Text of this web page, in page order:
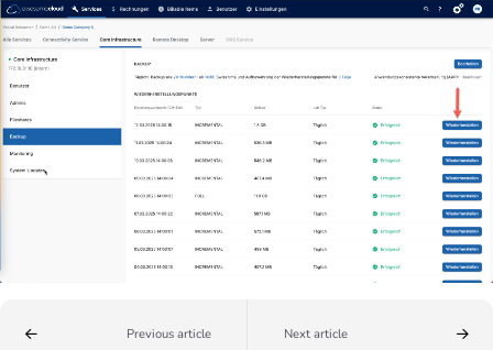
Previous article Next article